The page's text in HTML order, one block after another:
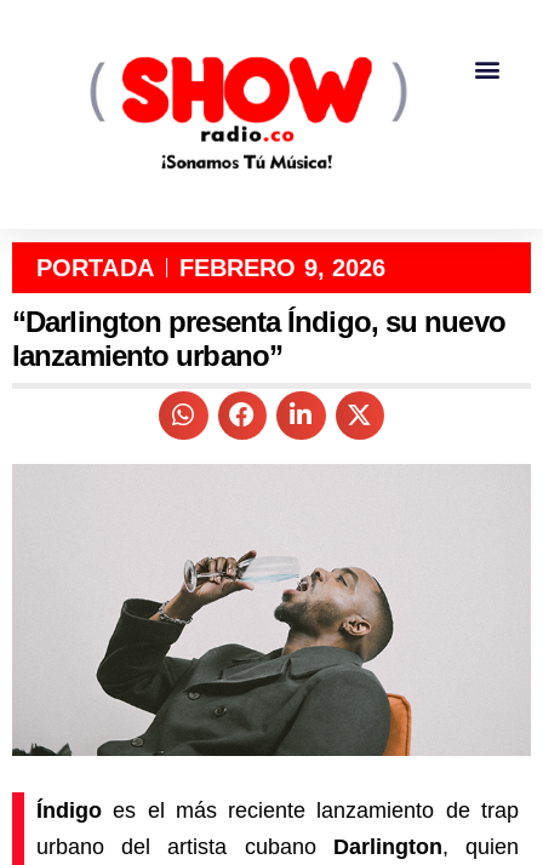
PORTADA FEBRERO 9, 2026
“Darlington presenta Índigo, su nuevo
lanzamiento urbano”
Índigo es el más reciente lanzamiento de trap
urbano del artista cubano Darlington, quien